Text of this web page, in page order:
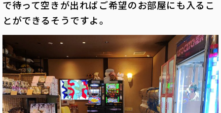
で待って空きが出ればご希望のお部屋にも入るこ
とができるそうですよ。